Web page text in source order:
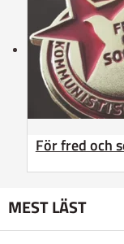
För fred och
MEST LÄST